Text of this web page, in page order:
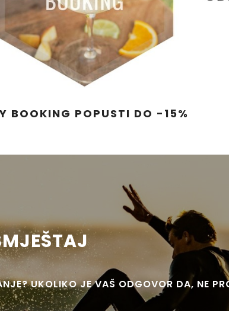
BOOKING POPUSTI DO -15%
UKOLIKO JE VAŠ ODGOVOR DA, NE